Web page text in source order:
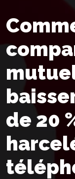
de 20